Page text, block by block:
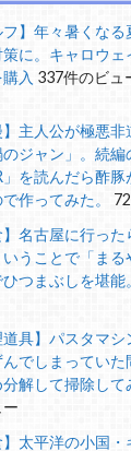
フ】年々暑くな
に。キャロウェ
入 337件のビュ
】主人公が極悪
のジャン」。続
」を読んだら酢豚
作ってみた。
】名古屋に行っ
いうことで「まる
つまぶしを堪能。
道具】パスタマ
でしまっていた
解して掃除して
】太平洋の小国